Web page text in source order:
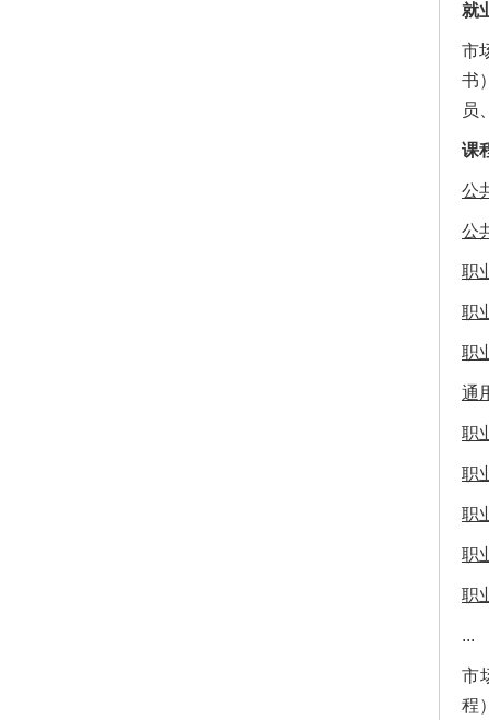
就
市
书
员
课
公
公
职
职
职
通
职
职
职
职
职
...
市
程